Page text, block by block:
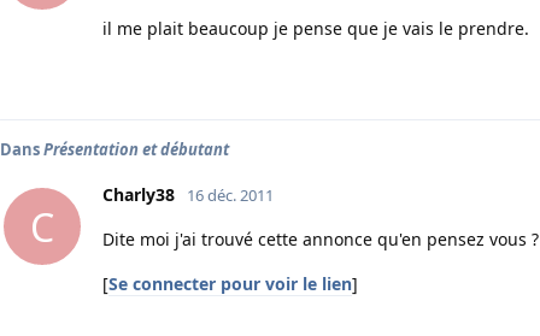
il me plait beaucoup je pense que je vais le prendre.
DansPrésentation et débutant
C
Charly38 16 déc. 2011
Dite moi j'ai trouvé cette annonce qu'en pensez vous ?
[Se connecter pour voir le lien]